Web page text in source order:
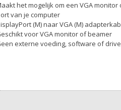
het mogelijk om een VGA
van je computer
(M) naar VGA (M)
voor VGA monitor of beamer
externe voeding, software of